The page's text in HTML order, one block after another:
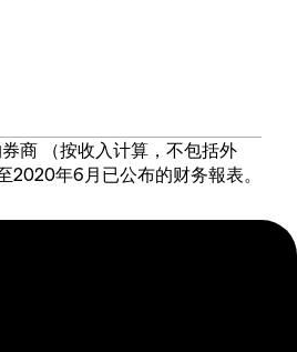
商 （按收入计算，不包括外
2020年6月已公布的财务報表。